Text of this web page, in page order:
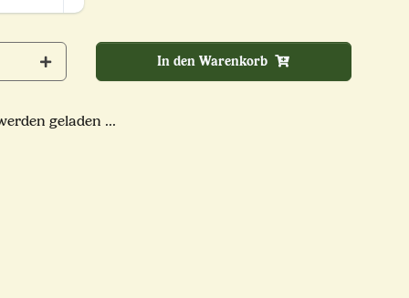
In den Warenkorb
geladen ...